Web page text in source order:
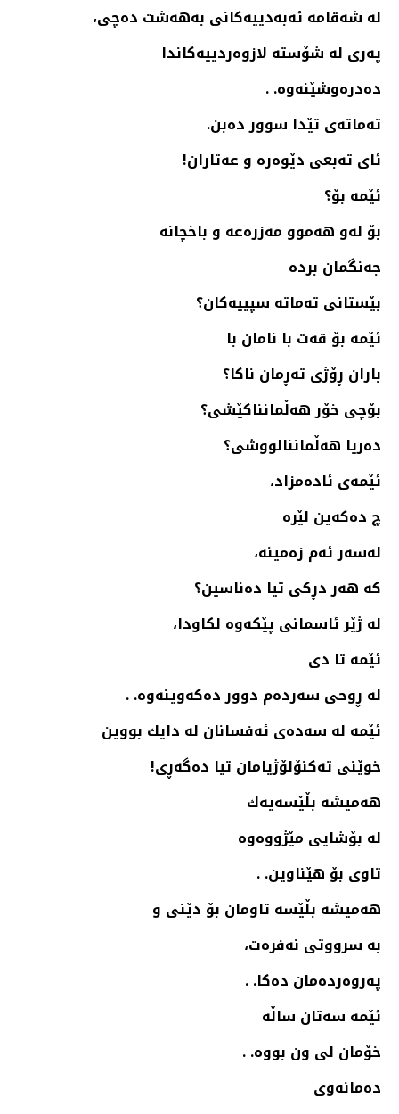
له‌ شه‌قامه‌ ئه‌به‌دییه‌كانی به‌هه‌شت ده‌چی،
په‌ری له‌ شۆسته‌ لازوه‌ردییه‌كاندا
ده‌دره‌وشێنه‌وه‌. .
ته‌ماته‌ی تێدا سوور ده‌بن.
ئای ته‌بعی دێوه‌ره‌ و عه‌تاران!
ئێمه‌ بۆ؟
بۆ له‌و هه‌موو مه‌زره‌عه‌ و باخچانه‌
جه‌نگمان برده‌
بێستانی ته‌ماته‌ سپییه‌كان؟
ئێمه‌ بۆ قه‌ت با نامان با
باران ڕۆژی ته‌ڕمان ناكا؟
بۆچی خۆر هه‌ڵمانناكێشی؟
ده‌ریا هه‌ڵماننالووشی؟
ئێمه‌ی ئاده‌مزاد،
چ ده‌كه‌ین لێره‌
له‌سه‌ر ئه‌م زه‌مینه‌،
كه‌ هه‌ر دڕكی تیا ده‌ناسین؟
له‌ ژێر ئاسمانی پێكه‌وه‌ لكاودا،
ئێمه‌ تا دی
له‌ ڕوحی سه‌رده‌م دوور ده‌كه‌وینه‌وه‌. .
ئێمه‌ له‌ سه‌ده‌ی ئه‌فسانان له‌ دایك بووین
خوێنی ته‌كنۆلۆژیامان تیا ده‌گه‌ڕی!
هه‌میشه‌ بڵێسه‌یه‌ك
له‌ بۆشایی مێژووه‌وه‌
تاوی بۆ هێناوین. .
هه‌میشه‌ بڵێسه‌ تاومان بۆ دێنی و
به‌ سرووتی نه‌فره‌ت،
په‌روه‌رده‌مان ده‌كا. .
ئێمه‌ سه‌تان ساڵه‌
خۆمان لی ون بووه‌. .
ده‌مانه‌وی